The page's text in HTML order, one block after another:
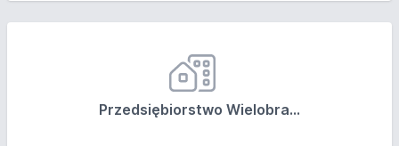
Przedsiębiorstwo Wielobra...